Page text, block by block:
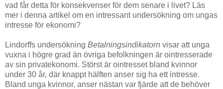
vad får detta för konsekvenser för dem senare i livet? Läs
mer i denna artikel om en intressant undersökning om ungas
intresse för ekonomi?
Lindorffs undersökning Betalningsindikatorn visar att unga
vuxna i högre grad än övriga befolkningen är ointresserade
av sin privatekonomi. Störst är ointresset bland kvinnor
under 30 år, där knappt hälften anser sig ha ett intresse.
Bland unga kvinnor, anser nästan var fjärde att de behöver